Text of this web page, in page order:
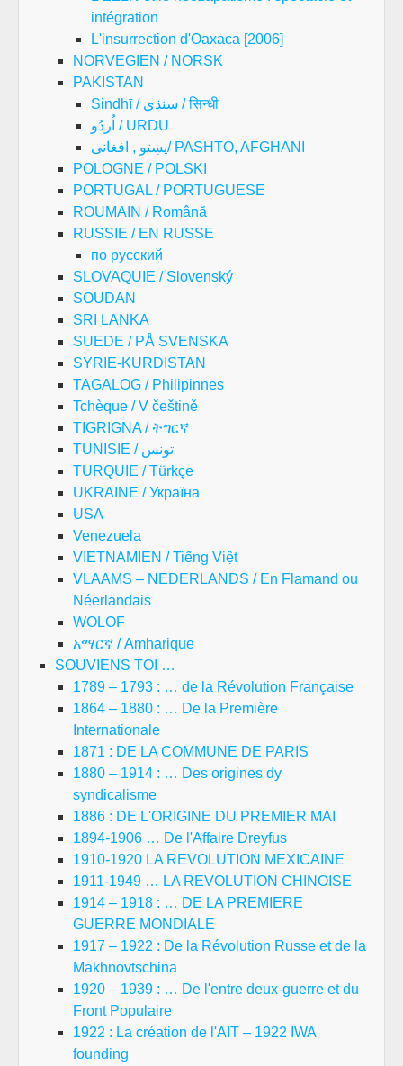
intégration
L'insurrection d'Oaxaca [2006]
NORVEGIEN / NORSK
PAKISTAN
Sindhī / سنڌي / सिन्धी
اُردُو / URDU
پښتو , افغانی/ PASHTO, AFGHANI
POLOGNE / POLSKI
PORTUGAL / PORTUGUESE
ROUMAIN / Română
RUSSIE / EN RUSSE
по русский
SLOVAQUIE / Slovenský
SOUDAN
SRI LANKA
SUEDE / PÅ SVENSKA
SYRIE-KURDISTAN
TAGALOG / Philipinnes
Tchèque / V češtině
TIGRIGNA / ትግርኛ
TUNISIE / تونس
TURQUIE / Türkçe
UKRAINE / Україна
USA
Venezuela
VIETNAMIEN / Tiếng Việt
VLAAMS – NEDERLANDS / En Flamand ou
Néerlandais
WOLOF
አማርኛ / Amharique
SOUVIENS TOI …
1789 – 1793 : … de la Révolution Française
1864 – 1880 : … De la Première
Internationale
1871 : DE LA COMMUNE DE PARIS
1880 – 1914 : … Des origines dy
syndicalisme
1886 : DE L'ORIGINE DU PREMIER MAI
1894-1906 … De l'Affaire Dreyfus
1910-1920 LA REVOLUTION MEXICAINE
1911-1949 … LA REVOLUTION CHINOISE
1914 – 1918 : … DE LA PREMIERE
GUERRE MONDIALE
1917 – 1922 : De la Révolution Russe et de la
Makhnovtschina
1920 – 1939 : … De l'entre deux-guerre et du
Front Populaire
1922 : La création de l'AIT – 1922 IWA
founding